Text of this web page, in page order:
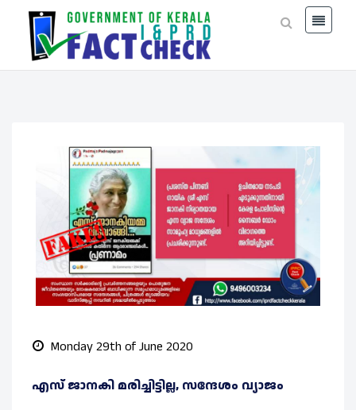
Monday 29th of June 2020
എസ് ജാനകി മരിച്ചിട്ടില്ല, സന്ദേശം വ്യാജം